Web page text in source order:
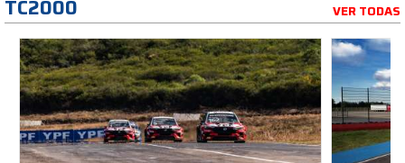
TC2000 VER TODAS